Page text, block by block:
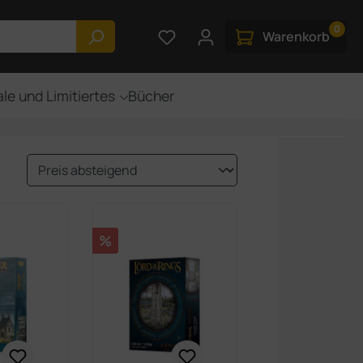
Du hast 0 Produkte auf dem
Warenkorb 0
und Limitiertes Bücher
Rabatt
%